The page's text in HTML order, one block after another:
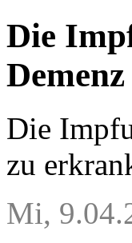
Die
Die
zu
Mi,